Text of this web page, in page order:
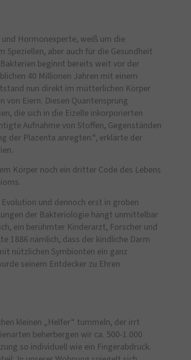
und Hormonexperte, weiß um die
aber auch für die Gesundheit
beginnt bereits weit vor der
40 Millionen Jahren mit einem
nun direkt im mütterlichen Körper
von Eiern. Diesen Quantensprung
die sich in die Eizelle inkorporierten
Aufnahme von Stoffen, Gegenständen
der Plazenta anregten.“, erklärte der
Körper noch ein dritter Code des Lebens
und dennoch erst in groben
der Bakteriologie hängt unmittelbar
ein berühmter Kinderarzt, Forscher und
1886 nämlich, dass der kindliche Darm
nützlichen Symbionten ein ganz
seinem Entdecker zu Ehren
kleinen „Helfer“ tummeln, der irrt
beherbergen wir ca. 500-1.000
so individuell wie ein Fingerabdruck.